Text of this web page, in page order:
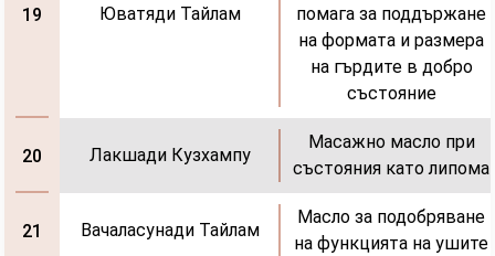
19
20
21
Юватяди Тайлам
Лакшади Кузхампу
Вачаласунади Тайлам
помага за поддържане
на формата и размера
на гърдите в добро
състояние
Масажно масло при
състояния като липома
Масло за подобряване
на функцията на ушите